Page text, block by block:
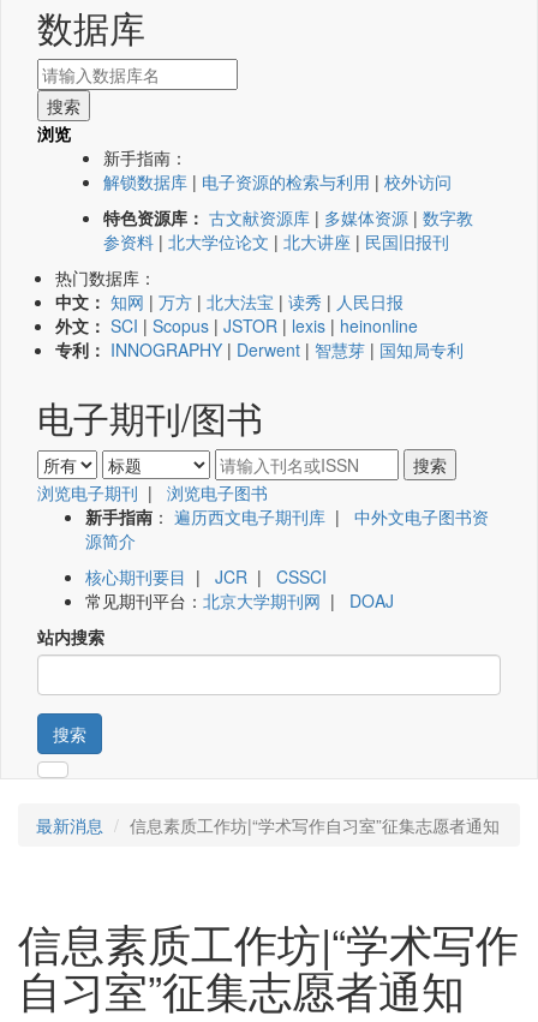
数据库
浏览
新手指南：
解锁数据库 | 电子资源的检索与利用 | 校外访问
特色资源库： 古文献资源库 | 多媒体资源 | 数字教
参资料 | 北大学位论文 | 北大讲座 | 民国旧报刊
热门数据库：
中文： 知网 | 万方 | 北大法宝 | 读秀 | 人民日报
外文： SCI | Scopus | JSTOR | lexis | heinonline
专利： INNOGRAPHY | Derwent | 智慧芽 | 国知局专利
电子期刊/图书
浏览电子期刊 | 浏览电子图书
新手指南 ： 遍历西文电子期刊库 | 中外文电子图书资
源简介
核心期刊要目 | JCR | CSSCI
常见期刊平台： 北京大学期刊网 | DOAJ
站内搜索
搜索
最新消息 信息素质工作坊|“学术写作自习室”征集志愿者通知
信息素质工作坊|“学术写作
自习室”征集志愿者通知